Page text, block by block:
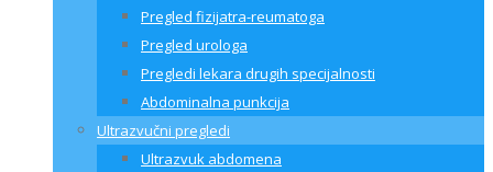
Pregled fizijatra-reumatoga
Pregled urologa
Pregledi lekara drugih specijalnosti
Abdominalna punkcija
Ultrazvučni pregledi
Ultrazvuk abdomena